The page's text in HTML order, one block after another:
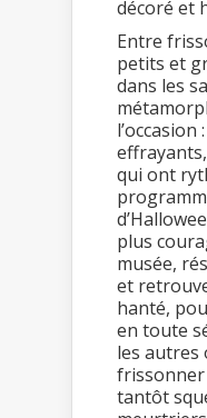
décoré et
Entre
petits et
dans les
l’occasion
qui ont
plus
musée,
et
hanté,
en toute
les autres
frissonner
tantôt